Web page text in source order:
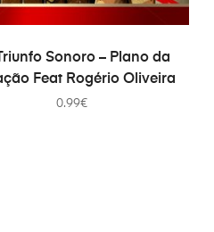
ADICIONAR
Sonoro – Plano da
Feat Rogério Oliveira
0.99€